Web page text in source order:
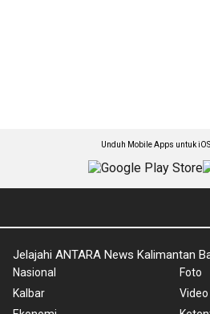
Unduh Mobile Apps untuk
Jelajahi ANTARA News Kalimantan
Nasional
Kalbar
Foto
Video